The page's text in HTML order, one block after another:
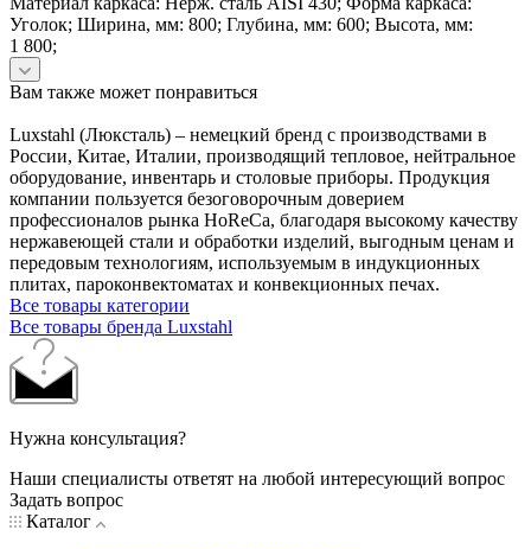
Уголок; Ширина, мм: 800; Глубина, мм: 600; Высота, мм:
1 800;
Вам также может понравиться
Luxstahl (Люксталь) – немецкий бренд с производствами в
России, Китае, Италии, производящий тепловое, нейтральное
оборудование, инвентарь и столовые приборы. Продукция
компании пользуется безоговорочным доверием
профессионалов рынка HoReCa, благодаря высокому качеству
нержавеющей стали и обработки изделий, выгодным ценам и
передовым технологиям, используемым в индукционных
плитах, пароконвектоматах и конвекционных печах.
Все товары категории
Все товары бренда Luxstahl
Нужна консультация?
Наши специалисты ответят на любой интересующий вопрос
Задать вопрос
Каталог